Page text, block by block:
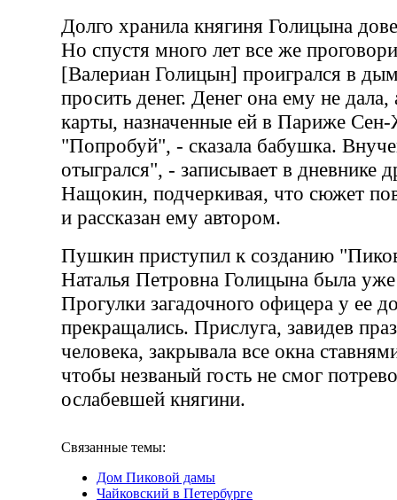
Долго хранила княгиня Голицына
Но спустя много лет все же
[Валериан Голицын] проигрался в
просить денег. Денег она ему не дала,
карты, назначенные ей в Париже
"Попробуй", - сказала бабушка.
отыгрался", - записывает в дневнике
Нащокин, подчеркивая, что сюжет
и рассказан ему автором.
Пушкин приступил к созданию
Наталья Петровна Голицына была
Прогулки загадочного офицера у ее
прекращались. Прислуга, завидев
человека, закрывала все окна
чтобы незваный гость не смог
ослабевшей княгини.
Связанные темы:
Дом Пиковой дамы
Чайковский в Петербурге